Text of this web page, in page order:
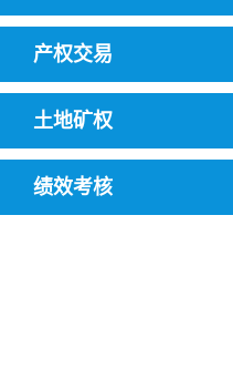
产权交易
土地矿权
绩效考核